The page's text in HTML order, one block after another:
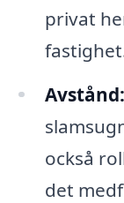
privat
Avstånd:
också
det